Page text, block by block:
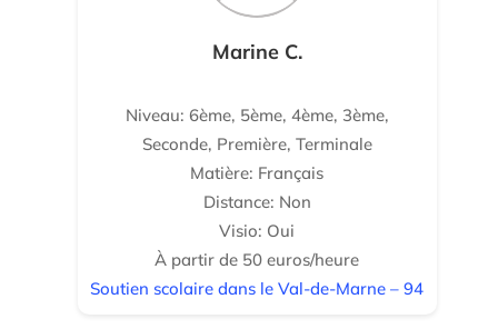
Marine C.
Niveau: 6ème, 5ème, 4ème, 3ème,
Seconde, Première, Terminale
Matière: Français
Distance: Non
Visio: Oui
À partir de 50 euros/heure
Soutien scolaire dans le Val-de-Marne – 94